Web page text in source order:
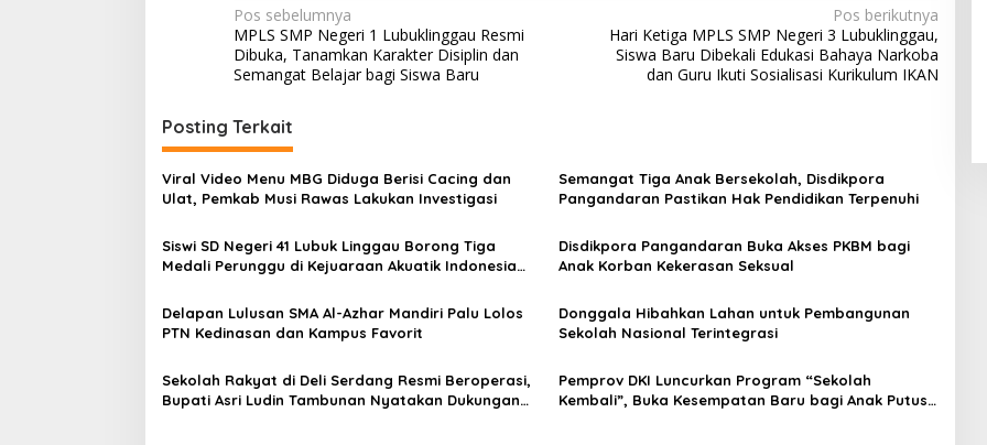
N
a
v
i
g
a
s
i
p
o
s
Pos sebelumnya
MPLS SMP Negeri 1 Lubuklinggau Resmi
Dibuka, Tanamkan Karakter Disiplin dan
Semangat Belajar bagi Siswa Baru
Pos berikutnya
Hari Ketiga MPLS SMP Negeri 3 Lubuklinggau,
Siswa Baru Dibekali Edukasi Bahaya Narkoba
dan Guru Ikuti Sosialisasi Kurikulum IKAN
Posting Terkait
Viral Video Menu MBG Diduga Berisi Cacing dan
Ulat, Pemkab Musi Rawas Lakukan Investigasi
Semangat Tiga Anak Bersekolah, Disdikpora
Pangandaran Pastikan Hak Pendidikan Terpenuhi
Siswi SD Negeri 41 Lubuk Linggau Borong Tiga
Medali Perunggu di Kejuaraan Akuatik Indonesia
Disdikpora Pangandaran Buka Akses PKBM bagi
Anak Korban Kekerasan Seksual
Delapan Lulusan SMA Al-Azhar Mandiri Palu Lolos
PTN Kedinasan dan Kampus Favorit
Donggala Hibahkan Lahan untuk Pembangunan
Sekolah Nasional Terintegrasi
Sekolah Rakyat di Deli Serdang Resmi Beroperasi,
Bupati Asri Ludin Tambunan Nyatakan Dukungan
Pemprov DKI Luncurkan Program “Sekolah
Kembali”, Buka Kesempatan Baru bagi Anak Putus